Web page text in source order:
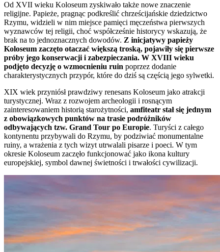
Od XVII wieku Koloseum zyskiwało także nowe znaczenie
religijne. Papieże, pragnąc podkreślić chrześcijańskie dziedzictwo
Rzymu, widzieli w nim miejsce pamięci męczeństwa pierwszych
wyznawców tej religii, choć współcześnie historycy wskazują, że
brak na to jednoznacznych dowodów. Z inicjatywy papieży
Koloseum zaczęto otaczać większą troską, pojawiły się pierwsze
próby jego konserwacji i zabezpieczania. W XVIII wieku
podjęto decyzję o wzmocnieniu ruin poprzez dodanie
charakterystycznych przypór, które do dziś są częścią jego sylwetki.
XIX wiek przyniósł prawdziwy renesans Koloseum jako atrakcji
turystycznej. Wraz z rozwojem archeologii i rosnącym
zainteresowaniem historią starożytności, amfiteatr stał się jednym
z obowiązkowych punktów na trasie podróżników
odbywających tzw. Grand Tour po Europie. Turyści z całego
kontynentu przybywali do Rzymu, by podziwiać monumentalne
ruiny, a wrażenia z tych wizyt utrwalali pisarze i poeci. W tym
okresie Koloseum zaczęło funkcjonować jako ikona kultury
europejskiej, symbol dawnej świetności i trwałości cywilizacji.